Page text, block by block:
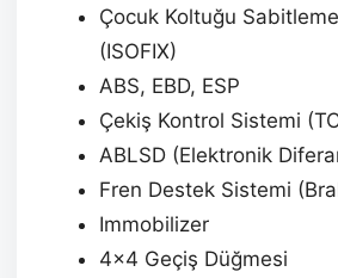
Çocuk Koltuğu
(ISOFIX)
ABS, EBD, ESP
Çekiş Kontrol Sistemi
ABLSD (Elektronik
Fren Destek Sistemi
Immobilizer
4×4 Geçiş Düğmesi